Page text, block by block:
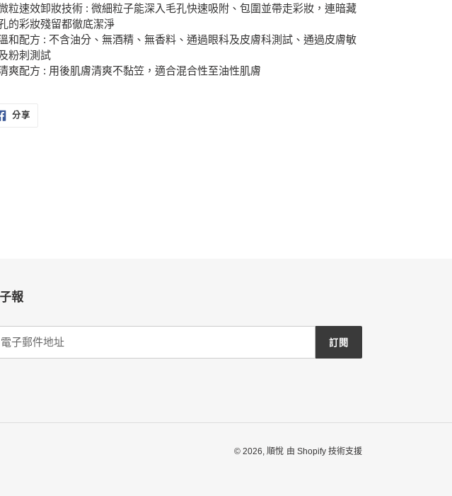
微粒速效卸妝技術 : 微細粒子能深入毛孔快速吸附、包圍並帶走彩妝，連暗藏
的彩妝殘留都徹底潔淨
溫和配方 : 不含油分、無酒精、無香料、通過眼科及皮膚科測試、通過皮膚敏
粉刺測試
爽配方 : 用後肌膚清爽不黏笠，適合混合性至油性肌膚
分享分
報
訂閱
© 2026, 順悅 由 Shopify 技術支援